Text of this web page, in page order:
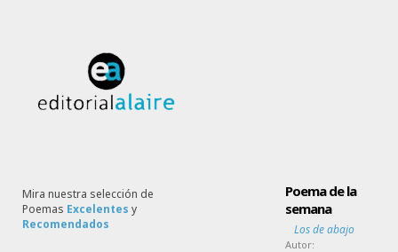
Mira nuestra selección de
Poemas Excelentes y
Recomendados
Poema de la
semana
Los de abajo
Autor: